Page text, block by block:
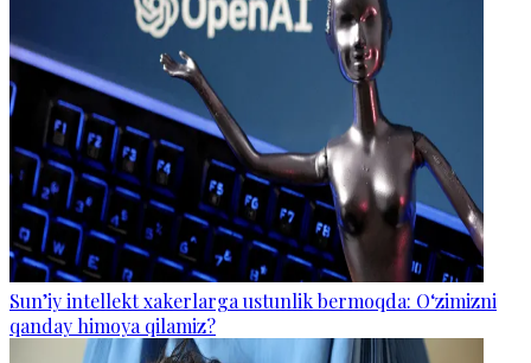
Sun’iy intellekt xakerlarga ustunlik bermoqda: O‘zimizni
qanday himoya qilamiz?